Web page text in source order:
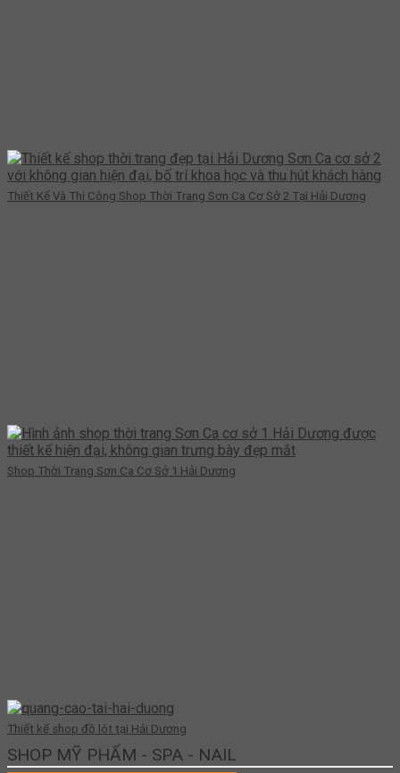
Thiết Kế Và Thi Công Shop Thời Trang Sơn Ca Cơ Sở 2 Tại Hải Dương
Shop Thời Trang Sơn Ca Cơ Sở 1 Hải Dương
Thiết kế shop đồ lót tại Hải Dương
SHOP MỸ PHẨM - SPA - NAIL